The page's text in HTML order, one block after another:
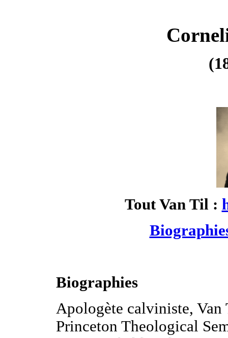
Tout Van Til :
Biographies
Apologète calviniste, Van
Princeton Theological